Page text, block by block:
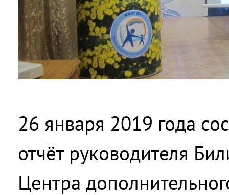
26 января 2019 года
отчёт руководителя
Центра